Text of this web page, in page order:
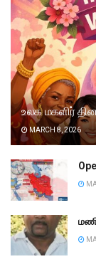
உலக மகளிர்
MARCH 8, 2026